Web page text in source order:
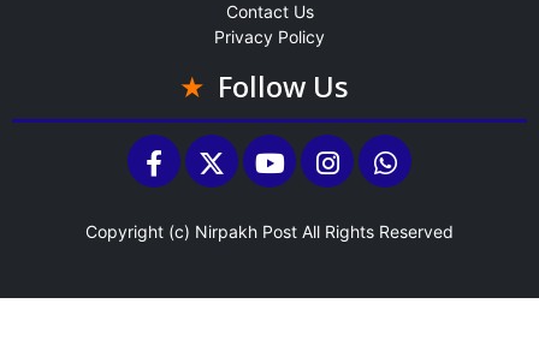
Contact Us
Privacy Policy
Follow Us
Copyright (c) Nirpakh Post All Rights Reserved